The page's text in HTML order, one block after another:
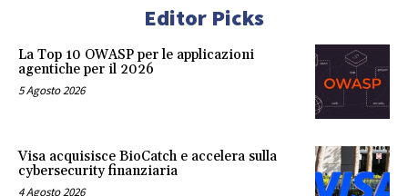
Editor Picks
La Top 10 OWASP per le applicazioni
agentiche per il 2026
5 Agosto 2026
Visa acquisisce BioCatch e accelera sulla
cybersecurity finanziaria
4 Agosto 2026